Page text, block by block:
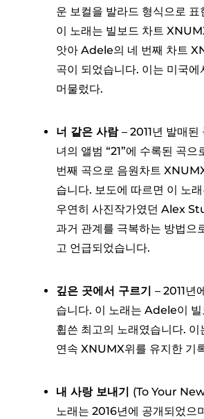
운 보컬을 발라드 형식으로 표
이 노래는 빌보드 차트
앗아 Adele의 네 번째 차트
곡이 되었습니다. 이는 미국에
머물렀다.
너 같은 사람 – 2011년 발매된
녀의 앨범 “21”에 수록된 곡으
번째 곡으로 음원차트
습니다. 보도에 따르면 이 노
우연히 사진작가였던 Alex
과거 관계를 극복하는 방법으
고 언급되었습니다.
깊은 곳에서 구르기 – 2011년
습니다. 이 노래는 Adele이
휩쓴 최고의 노래였습니다.
연속 XNUMX위를 유지한 기
내 사랑 보내기 (To Your
노래는 2016년에 공개되었으